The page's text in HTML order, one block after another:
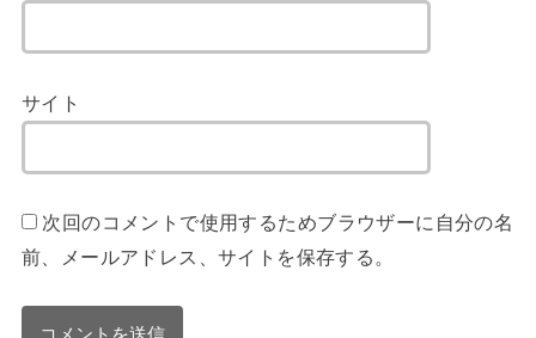
サイト
次回のコメントで使用するためブラウザーに自分の名
前、メールアドレス、サイトを保存する。